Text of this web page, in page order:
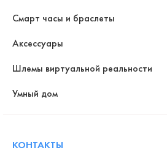
Смарт часы и браслеты
Аксессуары
Шлемы виртуальной реальности
Умный дом
КОНТАКТЫ